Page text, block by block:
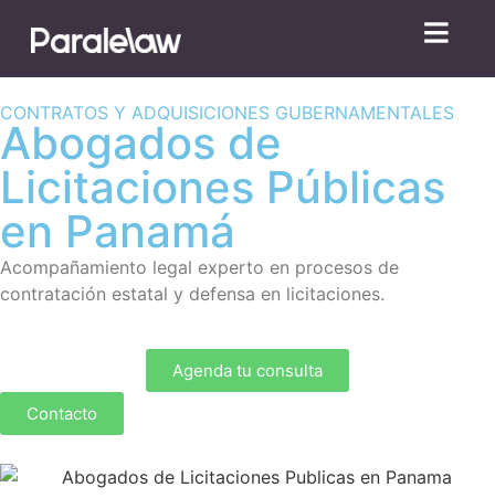
CONTRATOS Y ADQUISICIONES GUBERNAMENTALES
Abogados de
Licitaciones Públicas
en Panamá
Acompañamiento legal experto en procesos de
contratación estatal y defensa en licitaciones.
Agenda tu consulta
Contacto